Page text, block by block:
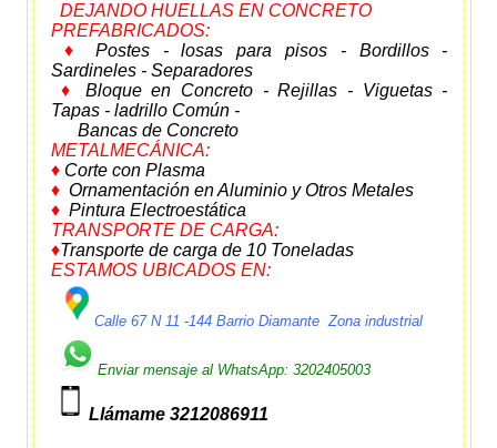
DEJANDO HUELLAS EN CONCRETO
PREFABRICADOS:
♦
Postes - losas para pisos - Bordillos -
Sardineles - Separadores
♦ Bloque en Concreto - Rejillas - Viguetas -
Tapas - ladrillo Común -
Bancas de Concreto
METALMECÁNICA:
♦ Corte con Plasma
♦Ornamentación en Aluminio y Otros Metales
♦Pintura Electroestática
TRANSPORTE DE CARGA:
♦Transporte de carga de 10 Toneladas
ESTAMOS UBICADOS EN:
Calle 67 N 11 -144 Barrio Diamante Zona industrial
Enviar mensaje al WhatsApp: 3202405003
Llámame 3212086911